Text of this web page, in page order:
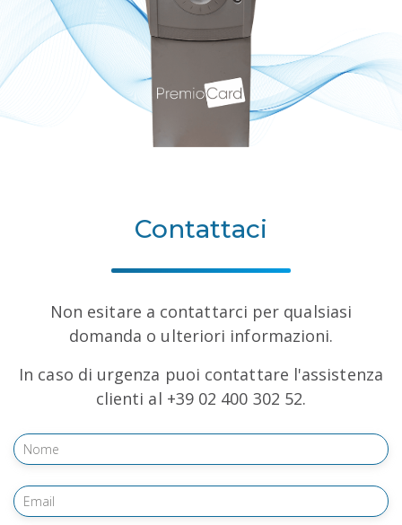
Contattaci
Non esitare a contattarci per qualsiasi
domanda o ulteriori informazioni.
In caso di urgenza puoi contattare l'assistenza
clienti al +39 02 400 302 52.